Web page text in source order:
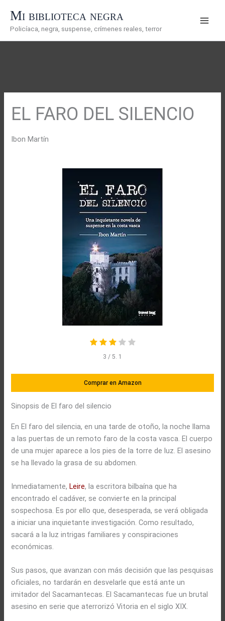
contenido
Mi biblioteca negra
Policíaca, negra, suspense, crímenes reales, terror
EL FARO DEL SILENCIO
Ibon Martín
3 / 5. 1
Comprar en Amazon
Sinopsis de El faro del silencio
En El faro del silencia, en una tarde de otoño, la noche llama
a las puertas de un remoto faro de la costa vasca. El cuerpo
de una mujer aparece a los pies de la torre de luz. El asesino
se ha llevado la grasa de su abdomen.
Inmediatamente,Leire, la escritora bilbaína que ha
encontrado el cadáver, se convierte en la principal
sospechosa. Es por ello que, desesperada, se verá obligada
a iniciar una inquietante investigación. Como resultado,
sacará a la luz intrigas familiares y conspiraciones
económicas.
Sus pasos, que avanzan con más decisión que las pesquisas
oficiales, no tardarán en desvelarle que está ante un
imitador del Sacamantecas. El Sacamantecas fue un brutal
asesino en serie que aterrorizó Vitoria en el siglo XIX.